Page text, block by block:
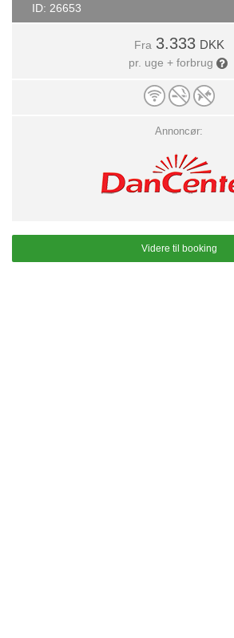
ID: 26653
Fra 3.333 DKK
pr. uge + forbrug
Annoncør:
Videre til booking